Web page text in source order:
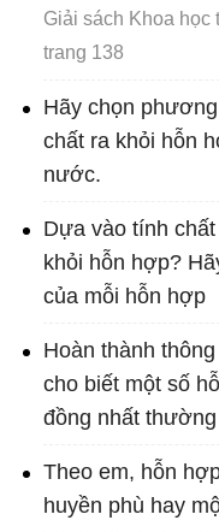
Giải sách Khoa
trang 138
Hãy chọn
chất ra khỏi hỗn
nước.
Dựa vào tính
khỏi hỗn hợp?
của mỗi hỗn hợp
Hoàn thành
cho biết một số
đồng nhất
Theo em, hỗn
huyền phù hay